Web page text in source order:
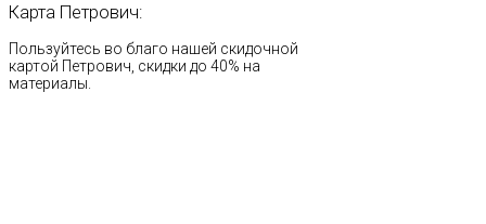
Карта Петрович:
Пользуйтесь во благо нашей скидочной
картой Петрович, скидки до 40% на
материалы.